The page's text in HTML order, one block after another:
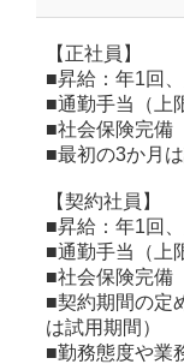
【正社員】
■昇給：年1回
■通勤手当（上
■社会保険完備
■最初の3か月
【契約社員】
■昇給：年1回
■通勤手当（上
■社会保険完備
■契約期間の定
は試用期間）
■勤務態度や業